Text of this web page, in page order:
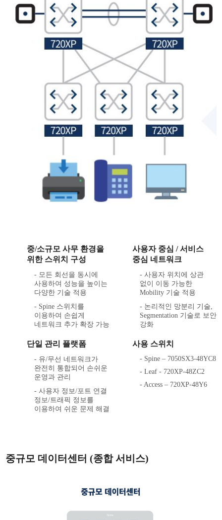
중/소규모 사무 환경을
위한 스위치 구성
- 모든 회선을 동시에
사용하여 성능을 높이는
다양한 기술 적용
- Spine 스위치를
이용하여 손쉽게
네트워크 추가 확장 가능
사용자 중심 / 서비스
중심 네트워크
- 사용자 위치에 상관
없이 이동 가능한
Mobility 기술 적용
- 논리적인 망분리 기술,
Segmentation 기술로 보안
강화
단일 관리 플랫폼
- 유/무선 네트워크가
완전히 통합되어 손쉬운
운영과 관리
- 사용자 정보/포트 연결
정보/트래픽 정보를
이용하여 쉬운 문제 해결
사용 스위치
- Spine ‒ 7050SX3-48YC8
- Leaf - 720XP-48ZC2
- Access ‒ 720XP-48Y6
중규모 데이터센터 (종합 서비스)